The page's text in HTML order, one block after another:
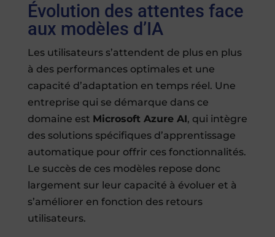
Évolution des attentes face
aux modèles d’IA
Les utilisateurs s’attendent de plus en plus
à des performances optimales et une
capacité d’adaptation en temps réel. Une
entreprise qui se démarque dans ce
domaine est Microsoft Azure AI, qui intègre
des solutions spécifiques d’apprentissage
automatique pour offrir ces fonctionnalités.
Le succès de ces modèles repose donc
largement sur leur capacité à évoluer et à
s’améliorer en fonction des retours
utilisateurs.